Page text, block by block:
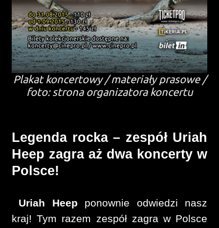
Plakat koncertowy / materiały prasowe /
foto: strona organizatora koncertu
Legenda rocka – zespół Uriah
Heep zagra aż dwa koncerty w
Polsce!
Uriah Heep ponownie odwiedzi nasz
kraj! Tym razem zespół zagra w Polsce